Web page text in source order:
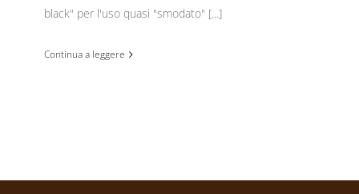
black" per l'uso quasi "smodato" [...]
Continua a leggere